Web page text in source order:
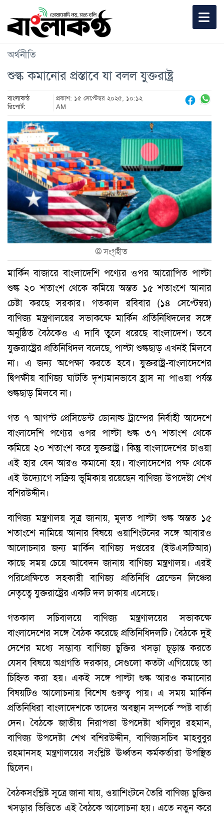
অর্থনীতি
শুল্ক কমানোর প্রস্তাবে যা বলল যুক্তরাষ্ট্র
বাংলাকন্ঠ
রিপোর্ট:
প্রকাশ: ১৫ সেপ্টেম্বর ২০২৫, ১০:১২
AM
©সংগৃহীত
মার্কিন বাজারে বাংলাদেশি পণ্যের ওপর আরোপিত পাল্টা
শুল্ক ২০ শতাংশ থেকে কমিয়ে অন্তত ১৫ শতাংশে আনার
চেষ্টা করছে সরকার। গতকাল রবিবার (১৪ সেপ্টেম্বর)
বাণিজ্য মন্ত্রণালয়ের সভাকক্ষে মার্কিন প্রতিনিধিদলের সঙ্গে
অনুষ্ঠিত বৈঠকেও এ দাবি তুলে ধরেছে বাংলাদেশ। তবে
যুক্তরাষ্ট্রের প্রতিনিধিদল বলেছে, পাল্টা শুল্কছাড় এখনই মিলবে
না। এ জন্য অপেক্ষা করতে হবে। যুক্তরাষ্ট্র-বাংলাদেশের
দ্বিপক্ষীয় বাণিজ্য ঘাটতি দৃশ্যমানভাবে হ্রাস না পাওয়া পর্যন্ত
শুল্কছাড় মিলবে না।
গত ৭ আগস্ট প্রেসিডেন্ট ডোনাল্ড ট্রাম্পের নির্বাহী আদেশে
বাংলাদেশি পণ্যের ওপর পাল্টা শুল্ক ৩৭ শতাংশ থেকে
কমিয়ে ২০ শতাংশ করে যুক্তরাষ্ট্র। কিন্তু বাংলাদেশের চাওয়া
এই হার যেন আরও কমানো হয়। বাংলাদেশের পক্ষ থেকে
এই উদ্যোগে সক্রিয় ভূমিকায় রয়েছেন বাণিজ্য উপদেষ্টা শেখ
বশিরউদ্দীন।
বাণিজ্য মন্ত্রণালয় সূত্র জানায়, মূলত পাল্টা শুল্ক অন্তত ১৫
শতাংশে নামিয়ে আনার বিষয়ে ওয়াশিংটনের সঙ্গে আবারও
আলোচনার জন্য মার্কিন বাণিজ্য দপ্তরের (ইউএসটিআর)
কাছে সময় চেয়ে আবেদন জানায় বাণিজ্য মন্ত্রণালয়। এরই
পরিপ্রেক্ষিতে সহকারী বাণিজ্য প্রতিনিধি ব্রেন্ডেন লিঞ্চের
নেতৃত্বে যুক্তরাষ্ট্রের একটি দল ঢাকায় এসেছে।
গতকাল সচিবালয়ে বাণিজ্য মন্ত্রণালয়ের সভাকক্ষে
বাংলাদেশের সঙ্গে বৈঠক করেছে প্রতিনিধিদলটি। বৈঠকে দুই
দেশের মধ্যে সম্ভাব্য বাণিজ্য চুক্তির খসড়া চূড়ান্ত করতে
যেসব বিষয়ে অগ্রগতি দরকার, সেগুলো কতটা এগিয়েছে তা
চিহ্নিত করা হয়। একই সঙ্গে পাল্টা শুল্ক আরও কমানোর
বিষয়টিও আলোচনায় বিশেষ গুরুত্ব পায়। এ সময় মার্কিন
প্রতিনিধিরা বাংলাদেশকে তাদের অবস্থান সম্পর্কে স্পষ্ট বার্তা
দেন। বৈঠকে জাতীয় নিরাপত্তা উপদেষ্টা খলিলুর রহমান,
বাণিজ্য উপদেষ্টা শেখ বশিরউদ্দীন, বাণিজ্যসচিব মাহবুবুর
রহমানসহ মন্ত্রণালয়ের সংশ্লিষ্ট ঊর্ধ্বতন কর্মকর্তারা উপস্থিত
ছিলেন।
বৈঠকসংশ্লিষ্ট সূত্রে জানা যায়, ওয়াশিংটনে তৈরি বাণিজ্য চুক্তির
খসড়ার ভিত্তিতে এই বৈঠকে আলোচনা হয়। এতে নতুন করে